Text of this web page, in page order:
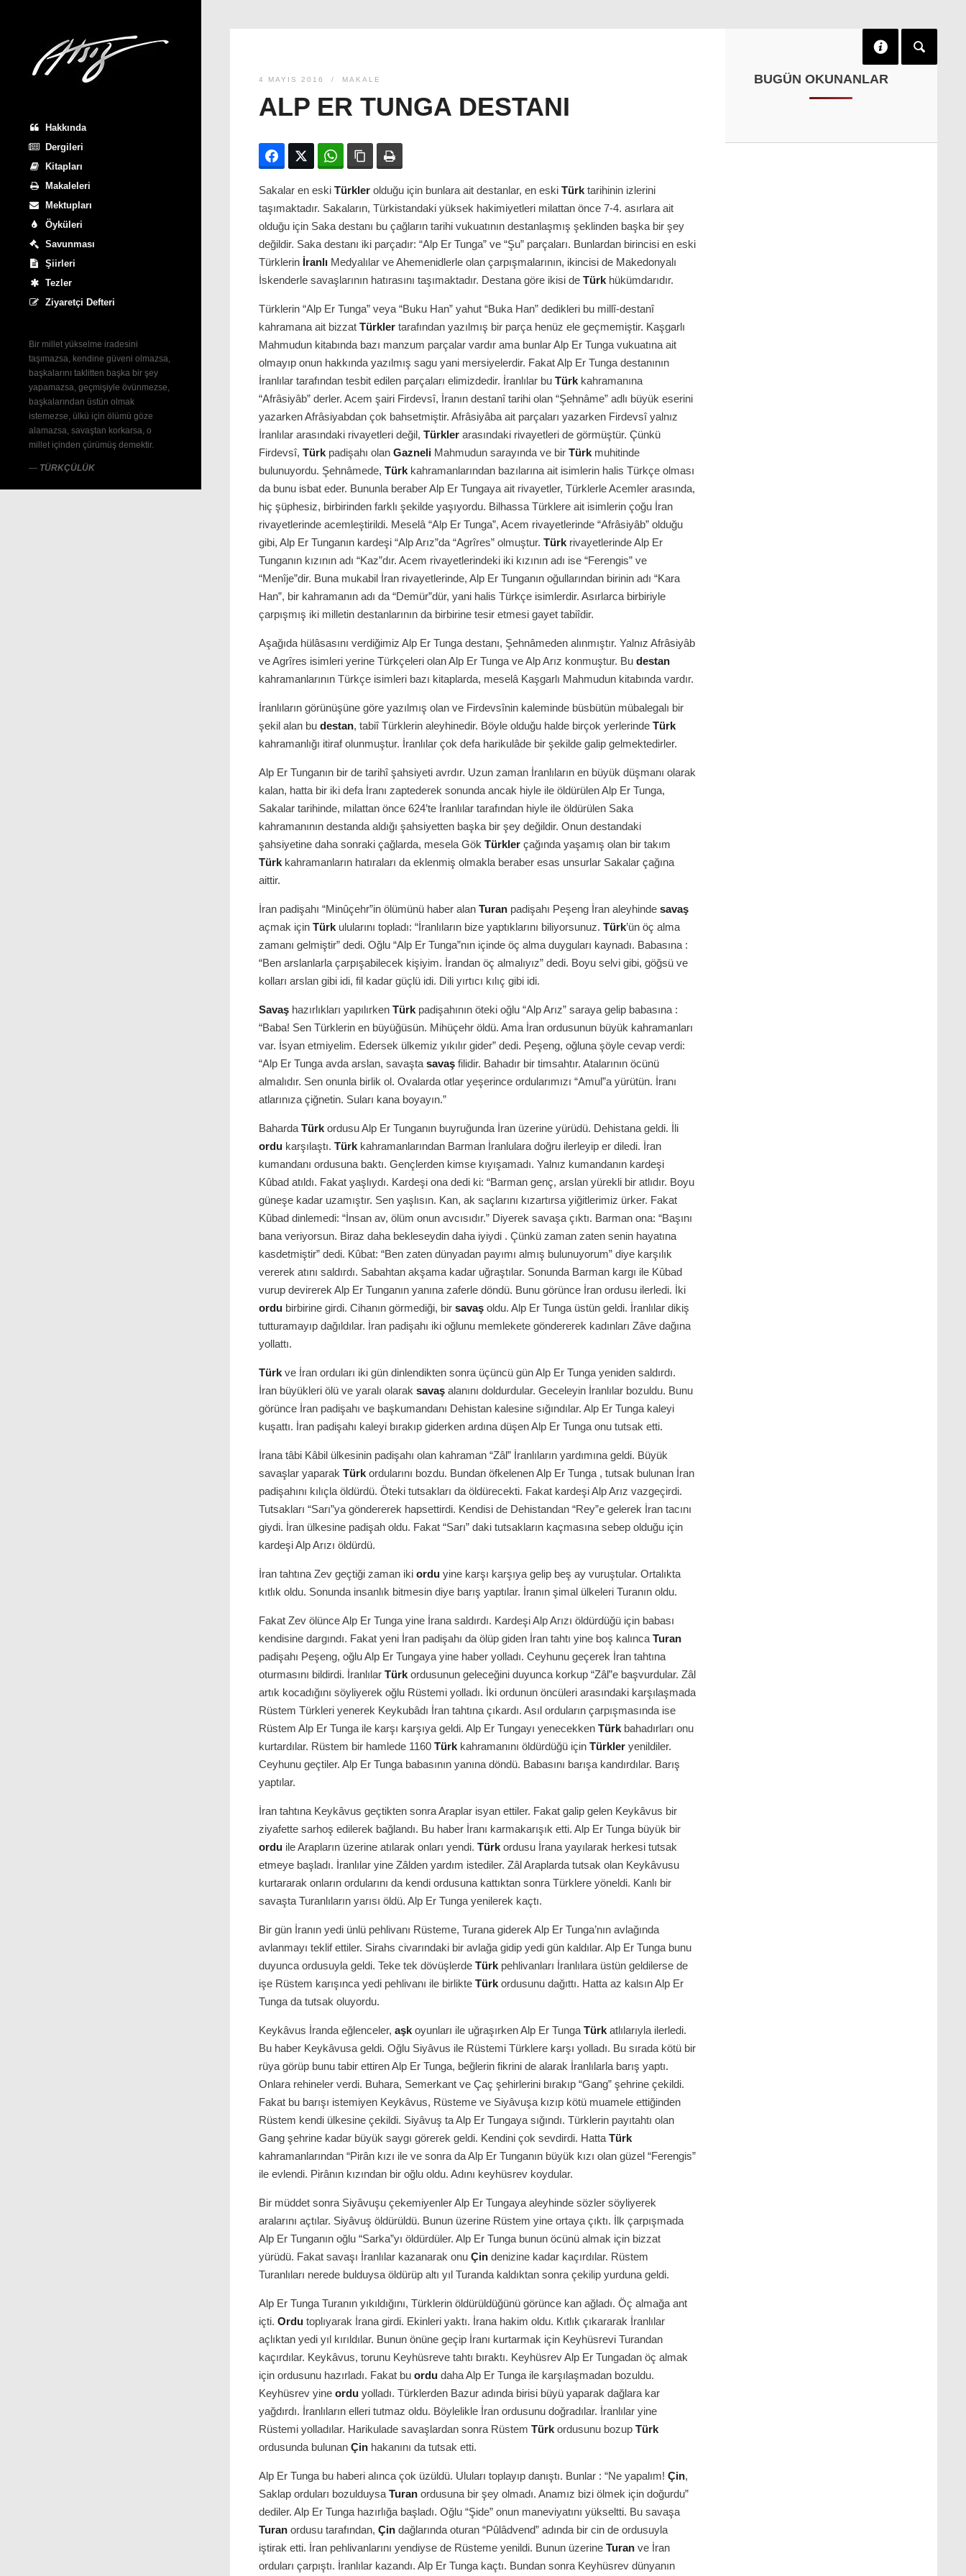
Hakkında
Dergileri
Kitapları
Makaleleri
Mektupları
Öyküleri
Savunması
Şiirleri
Tezler
Ziyaretçi Defteri
Bir millet yükselme iradesini
taşımazsa, kendine güveni olmazsa,
başkalarını taklitten başka bir şey
yapamazsa, geçmişiyle övünmezse,
başkalarından üstün olmak
istemezse, ülkü için ölümü göze
alamazsa, savaştan korkarsa, o
millet içinden çürümüş demektir.
— TÜRKÇÜLÜK
4 MAYIS 2016 MAKALE
ALP ER TUNGA DESTANI
FacebookTwitter WhatsAppBağlanıyı kopyala
Sakalar en eski Türkler olduğu için bunlara ait destanlar, en eski Türk tarihinin izlerini
taşımaktadır. Sakaların, Türkistandaki yüksek hakimiyetleri milattan önce 7-4. asırlara ait
olduğu için Saka destanı bu çağların tarihi vukuatının destanlaşmış şeklinden başka bir şey
değildir. Saka destanı iki parçadır: “Alp Er Tunga” ve “Şu” parçaları. Bunlardan birincisi en eski
Türklerin İranlı Medyalılar ve Ahemenidlerle olan çarpışmalarının, ikincisi de Makedonyalı
İskenderle savaşlarının hatırasını taşımaktadır. Destana göre ikisi de Türk hükümdarıdır.
Türklerin “Alp Er Tunga” veya “Buku Han” yahut “Buka Han” dedikleri bu millî-destanî
kahramana ait bizzat Türkler tarafından yazılmış bir parça henüz ele geçmemiştir. Kaşgarlı
Mahmudun kitabında bazı manzum parçalar vardır ama bunlar Alp Er Tunga vukuatına ait
olmayıp onun hakkında yazılmış sagu yani mersiyelerdir. Fakat Alp Er Tunga destanının
İranlılar tarafından tesbit edilen parçaları elimizdedir. İranlılar bu Türk kahramanına
“Afrâsiyâb” derler. Acem şairi Firdevsî, İranın destanî tarihi olan “Şehnâme” adlı büyük eserini
yazarken Afrâsiyabdan çok bahsetmiştir. Afrâsiyâba ait parçaları yazarken Firdevsî yalnız
İranlılar arasındaki rivayetleri değil, Türkler arasındaki rivayetleri de görmüştür. Çünkü
Firdevsî, Türk padişahı olan Gazneli Mahmudun sarayında ve bir Türk muhitinde
bulunuyordu. Şehnâmede, Türk kahramanlarından bazılarına ait isimlerin halis Türkçe olması
da bunu isbat eder. Bununla beraber Alp Er Tungaya ait rivayetler, Türklerle Acemler arasında,
hiç şüphesiz, birbirinden farklı şekilde yaşıyordu. Bilhassa Türklere ait isimlerin çoğu İran
rivayetlerinde acemleştirildi. Meselâ “Alp Er Tunga”, Acem rivayetlerinde “Afrâsiyâb” olduğu
gibi, Alp Er Tunganın kardeşi “Alp Arız”da “Agrîres” olmuştur. Türk rivayetlerinde Alp Er
Tunganın kızının adı “Kaz”dır. Acem rivayetlerindeki iki kızının adı ise “Ferengis” ve
“Menîje”dir. Buna mukabil İran rivayetlerinde, Alp Er Tunganın oğullarından birinin adı “Kara
Han”, bir kahramanın adı da “Demür”dür, yani halis Türkçe isimlerdir. Asırlarca birbiriyle
çarpışmış iki milletin destanlarının da birbirine tesir etmesi gayet tabiîdir.
Aşağıda hülâsasını verdiğimiz Alp Er Tunga destanı, Şehnâmeden alınmıştır. Yalnız Afrâsiyâb
ve Agrîres isimleri yerine Türkçeleri olan Alp Er Tunga ve Alp Arız konmuştur. Bu destan
kahramanlarının Türkçe isimleri bazı kitaplarda, meselâ Kaşgarlı Mahmudun kitabında vardır.
İranlıların görünüşüne göre yazılmış olan ve Firdevsînin kaleminde büsbütün mübalegalı bir
şekil alan bu destan, tabiî Türklerin aleyhinedir. Böyle olduğu halde birçok yerlerinde Türk
kahramanlığı itiraf olunmuştur. İranlılar çok defa harikulâde bir şekilde galip gelmektedirler.
Alp Er Tunganın bir de tarihî şahsiyeti avrdır. Uzun zaman İranlıların en büyük düşmanı olarak
kalan, hatta bir iki defa İranı zaptederek sonunda ancak hiyle ile öldürülen Alp Er Tunga,
Sakalar tarihinde, milattan önce 624’te İranlılar tarafından hiyle ile öldürülen Saka
kahramanının destanda aldığı şahsiyetten başka bir şey değildir. Onun destandaki
şahsiyetine daha sonraki çağlarda, mesela Gök Türkler çağında yaşamış olan bir takım
Türk kahramanların hatıraları da eklenmiş olmakla beraber esas unsurlar Sakalar çağına
aittir.
İran padişahı “Minûçehr”in ölümünü haber alan Turan padişahı Peşeng İran aleyhinde savaş
açmak için Türk ulularını topladı: “İranlıların bize yaptıklarını biliyorsunuz. Türk’ün öç alma
zamanı gelmiştir” dedi. Oğlu “Alp Er Tunga”nın içinde öç alma duyguları kaynadı. Babasına :
“Ben arslanlarla çarpışabilecek kişiyim. İrandan öç almalıyız” dedi. Boyu selvi gibi, göğsü ve
kolları arslan gibi idi, fil kadar güçlü idi. Dili yırtıcı kılıç gibi idi.
Savaş hazırlıkları yapılırken Türk padişahının öteki oğlu “Alp Arız” saraya gelip babasına :
“Baba! Sen Türklerin en büyüğüsün. Mihüçehr öldü. Ama İran ordusunun büyük kahramanları
var. İsyan etmiyelim. Edersek ülkemiz yıkılır gider” dedi. Peşeng, oğluna şöyle cevap verdi:
“Alp Er Tunga avda arslan, savaşta savaş filidir. Bahadır bir timsahtır. Atalarının öcünü
almalıdır. Sen onunla birlik ol. Ovalarda otlar yeşerince ordularımızı “Amul”a yürütün. İranı
atlarınıza çiğnetin. Suları kana boyayın.”
Baharda Türk ordusu Alp Er Tunganın buyruğunda İran üzerine yürüdü. Dehistana geldi. İli
ordu karşılaştı. Türk kahramanlarından Barman İranlulara doğru ilerleyip er diledi. İran
kumandanı ordusuna baktı. Gençlerden kimse kıyışamadı. Yalnız kumandanın kardeşi
Kûbad atıldı. Fakat yaşlıydı. Kardeşi ona dedi ki: “Barman genç, arslan yürekli bir atlıdır. Boyu
güneşe kadar uzamıştır. Sen yaşlısın. Kan, ak saçlarını kızartırsa yiğitlerimiz ürker. Fakat
Kûbad dinlemedi: “İnsan av, ölüm onun avcısıdır.” Diyerek savaşa çıktı. Barman ona: “Başını
bana veriyorsun. Biraz daha bekleseydin daha iyiydi . Çünkü zaman zaten senin hayatına
kasdetmiştir” dedi. Kûbat: “Ben zaten dünyadan payımı almış bulunuyorum” diye karşılık
vererek atını saldırdı. Sabahtan akşama kadar uğraştılar. Sonunda Barman kargı ile Kûbad
vurup devirerek Alp Er Tunganın yanına zaferle döndü. Bunu görünce İran ordusu ilerledi. İki
ordu birbirine girdi. Cihanın görmediği, bir savaş oldu. Alp Er Tunga üstün geldi. İranlılar dikiş
tutturamayıp dağıldılar. İran padişahı iki oğlunu memlekete göndererek kadınları Zâve dağına
yollattı.
Türk ve İran orduları iki gün dinlendikten sonra üçüncü gün Alp Er Tunga yeniden saldırdı.
İran büyükleri ölü ve yaralı olarak savaş alanını doldurdular. Geceleyin İranlılar bozuldu. Bunu
görünce İran padişahı ve başkumandanı Dehistan kalesine sığındılar. Alp Er Tunga kaleyi
kuşattı. İran padişahı kaleyi bırakıp giderken ardına düşen Alp Er Tunga onu tutsak etti.
İrana tâbi Kâbil ülkesinin padişahı olan kahraman “Zâl” İranlıların yardımına geldi. Büyük
savaşlar yaparak Türk ordularını bozdu. Bundan öfkelenen Alp Er Tunga , tutsak bulunan İran
padişahını kılıçla öldürdü. Öteki tutsakları da öldürecekti. Fakat kardeşi Alp Arız vazgeçirdi.
Tutsakları “Sarı”ya göndererek hapsettirdi. Kendisi de Dehistandan “Rey”e gelerek İran tacını
giydi. İran ülkesine padişah oldu. Fakat “Sarı” daki tutsakların kaçmasına sebep olduğu için
kardeşi Alp Arızı öldürdü.
İran tahtına Zev geçtiği zaman iki ordu yine karşı karşıya gelip beş ay vuruştular. Ortalıkta
kıtlık oldu. Sonunda insanlık bitmesin diye barış yaptılar. İranın şimal ülkeleri Turanın oldu.
Fakat Zev ölünce Alp Er Tunga yine İrana saldırdı. Kardeşi Alp Arızı öldürdüğü için babası
kendisine dargındı. Fakat yeni İran padişahı da ölüp giden İran tahtı yine boş kalınca Turan
padişahı Peşeng, oğlu Alp Er Tungaya yine haber yolladı. Ceyhunu geçerek İran tahtına
oturmasını bildirdi. İranlılar Türk ordusunun geleceğini duyunca korkup “Zâl”e başvurdular. Zâl
artık kocadığını söyliyerek oğlu Rüstemi yolladı. İki ordunun öncüleri arasındaki karşılaşmada
Rüstem Türkleri yenerek Keykubâdı İran tahtına çıkardı. Asıl orduların çarpışmasında ise
Rüstem Alp Er Tunga ile karşı karşıya geldi. Alp Er Tungayı yenecekken Türk bahadırları onu
kurtardılar. Rüstem bir hamlede 1160 Türk kahramanını öldürdüğü için Türkler yenildiler.
Ceyhunu geçtiler. Alp Er Tunga babasının yanına döndü. Babasını barışa kandırdılar. Barış
yaptılar.
İran tahtına Keykâvus geçtikten sonra Araplar isyan ettiler. Fakat galip gelen Keykâvus bir
ziyafette sarhoş edilerek bağlandı. Bu haber İranı karmakarışık etti. Alp Er Tunga büyük bir
ordu ile Arapların üzerine atılarak onları yendi. Türk ordusu İrana yayılarak herkesi tutsak
etmeye başladı. İranlılar yine Zâlden yardım istediler. Zâl Araplarda tutsak olan Keykâvusu
kurtararak onların ordularını da kendi ordusuna kattıktan sonra Türklere yöneldi. Kanlı bir
savaşta Turanlıların yarısı öldü. Alp Er Tunga yenilerek kaçtı.
Bir gün İranın yedi ünlü pehlivanı Rüsteme, Turana giderek Alp Er Tunga’nın avlağında
avlanmayı teklif ettiler. Sirahs civarındaki bir avlağa gidip yedi gün kaldılar. Alp Er Tunga bunu
duyunca ordusuyla geldi. Teke tek dövüşlerde Türk pehlivanları İranlılara üstün geldilerse de
işe Rüstem karışınca yedi pehlivanı ile birlikte Türk ordusunu dağıttı. Hatta az kalsın Alp Er
Tunga da tutsak oluyordu.
Keykâvus İranda eğlenceler, aşk oyunları ile uğraşırken Alp Er Tunga Türk atlılarıyla ilerledi.
Bu haber Keykâvusa geldi. Oğlu Siyâvus ile Rüstemi Türklere karşı yolladı. Bu sırada kötü bir
rüya görüp bunu tabir ettiren Alp Er Tunga, beğlerin fikrini de alarak İranlılarla barış yaptı.
Onlara rehineler verdi. Buhara, Semerkant ve Çaç şehirlerini bırakıp “Gang” şehrine çekildi.
Fakat bu barışı istemiyen Keykâvus, Rüsteme ve Siyâvuşa kızıp kötü muamele ettiğinden
Rüstem kendi ülkesine çekildi. Siyâvuş ta Alp Er Tungaya sığındı. Türklerin payıtahtı olan
Gang şehrine kadar büyük saygı görerek geldi. Kendini çok sevdirdi. Hatta Türk
kahramanlarından “Pirân kızı ile ve sonra da Alp Er Tunganın büyük kızı olan güzel “Ferengis”
ile evlendi. Pirânın kızından bir oğlu oldu. Adını keyhüsrev koydular.
Bir müddet sonra Siyâvuşu çekemiyenler Alp Er Tungaya aleyhinde sözler söyliyerek
aralarını açtılar. Siyâvuş öldürüldü. Bunun üzerine Rüstem yine ortaya çıktı. İlk çarpışmada
Alp Er Tunganın oğlu “Sarka”yı öldürdüler. Alp Er Tunga bunun öcünü almak için bizzat
yürüdü. Fakat savaşı İranlılar kazanarak onu Çin denizine kadar kaçırdılar. Rüstem
Turanlıları nerede bulduysa öldürüp altı yıl Turanda kaldıktan sonra çekilip yurduna geldi.
Alp Er Tunga Turanın yıkıldığını, Türklerin öldürüldüğünü görünce kan ağladı. Öç almağa ant
içti. Ordu toplıyarak İrana girdi. Ekinleri yaktı. İrana hakim oldu. Kıtlık çıkararak İranlılar
açlıktan yedi yıl kırıldılar. Bunun önüne geçip İranı kurtarmak için Keyhüsrevi Turandan
kaçırdılar. Keykâvus, torunu Keyhüsreve tahtı bıraktı. Keyhüsrev Alp Er Tungadan öç almak
için ordusunu hazırladı. Fakat bu ordu daha Alp Er Tunga ile karşılaşmadan bozuldu.
Keyhüsrev yine ordu yolladı. Türklerden Bazur adında birisi büyü yaparak dağlara kar
yağdırdı. İranlıların elleri tutmaz oldu. Böylelikle İran ordusunu doğradılar. İranlılar yine
Rüstemi yolladılar. Harikulade savaşlardan sonra Rüstem Türk ordusunu bozup Türk
ordusunda bulunan Çin hakanını da tutsak etti.
Alp Er Tunga bu haberi alınca çok üzüldü. Uluları toplayıp danıştı. Bunlar : “Ne yapalım! Çin,
Saklap orduları bozulduysa Turan ordusuna bir şey olmadı. Anamız bizi ölmek için doğurdu”
dediler. Alp Er Tunga hazırlığa başladı. Oğlu “Şide” onun maneviyatını yükseltti. Bu savaşa
Turan ordusu tarafından, Çin dağlarında oturan “Pûlâdvend” adında bir cin de ordusuyla
iştirak etti. İran pehlivanlarını yendiyse de Rüsteme yenildi. Bunun üzerine Turan ve İran
orduları çarpıştı. İranlılar kazandı. Alp Er Tunga kaçtı. Bundan sonra Keyhüsrev dünyanın
BUGÜN OKUNANLAR